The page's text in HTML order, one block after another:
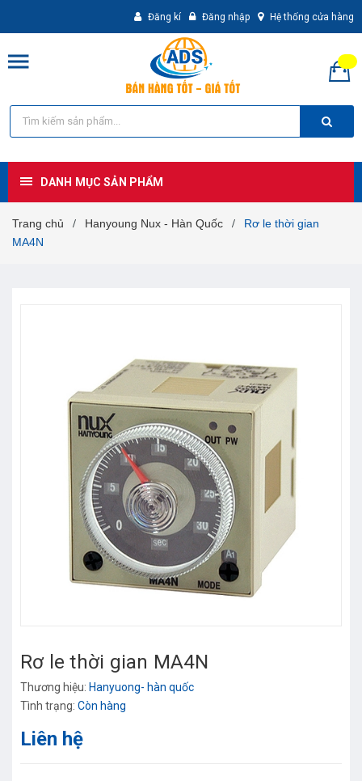
Đăng kí Đăng nhập Hệ thống cửa hàng
DANH MỤC SẢN PHẨM
Trang chủ / Hanyoung Nux - Hàn Quốc /
Rơ le thời gian
MA4N
Rơ le thời gian MA4N
Thương hiệu: Hanyuong- hàn quốc
Tình trạng: Còn hàng
Liên hệ